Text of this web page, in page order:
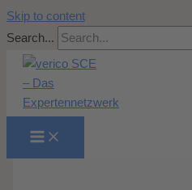
Skip to content
Search...